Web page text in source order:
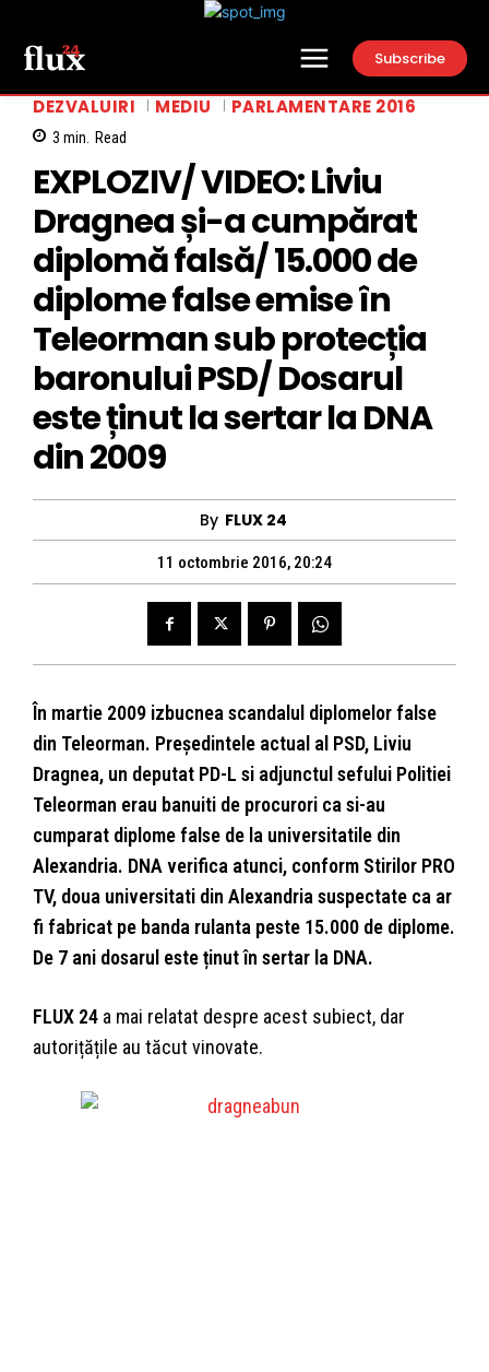
Subscribe
DEZVALUIRI MEDIU PARLAMENTARE 2016
3 min. Read
EXPLOZIV/ VIDEO: Liviu
Dragnea și-a cumpărat
diplomă falsă/ 15.000 de
diplome false emise în
Teleorman sub protecția
baronului PSD/ Dosarul
este ținut la sertar la DNA
din 2009
By FLUX 24
11 octombrie 2016, 20:24
În martie 2009 izbucnea scandalul diplomelor false
din Teleorman. Președintele actual al PSD, Liviu
Dragnea, un deputat PD-L si adjunctul sefului Politiei
Teleorman erau banuiti de procurori ca si-au
cumparat diplome false de la universitatile din
Alexandria. DNA verifica atunci, conform Stirilor PRO
TV, doua universitati din Alexandria suspectate ca ar
fi fabricat pe banda rulanta peste 15.000 de diplome.
De 7 ani dosarul este ținut în sertar la DNA.
FLUX 24 a mai relatat despre acest subiect, dar
autorițățile au tăcut vinovate.